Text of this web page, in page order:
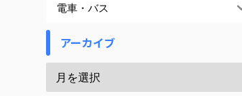
電車・バス
アーカイブ